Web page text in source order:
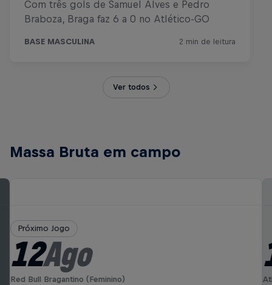
Ver todos
Massa Bruta em campo
Próximo Jogo
12Ago
Red Bull Bragantino (Feminino)